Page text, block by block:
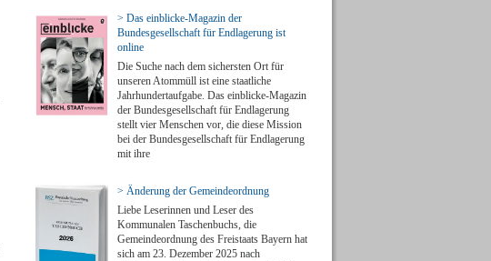
> Das einblicke-Magazin der
Bundesgesellschaft für Endlagerung ist
online
Die Suche nach dem sichersten Ort für
unseren Atommüll ist eine staatliche
Jahrhundertaufgabe. Das einblicke-Magazin
der Bundesgesellschaft für Endlagerung
stellt vier Menschen vor, die diese Mission
bei der Bundesgesellschaft für Endlagerung
mit ihre
> Änderung der Gemeindeordnung
Liebe Leserinnen und Leser des
Kommunalen Taschenbuchs, die
Gemeindeordnung des Freistaats Bayern hat
sich am 23. Dezember 2025 nach